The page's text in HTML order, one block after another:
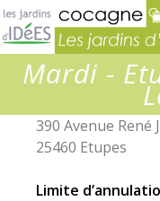
Mardi -
390 Avenue René
25460 Etupes
Limite